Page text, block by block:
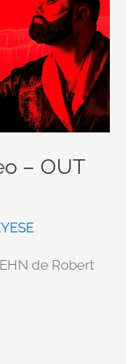
– OUT
de Robert